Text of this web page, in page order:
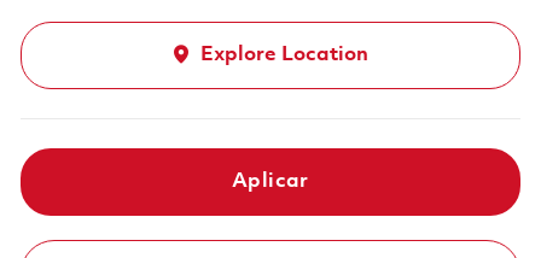
Explore Location
Aplicar